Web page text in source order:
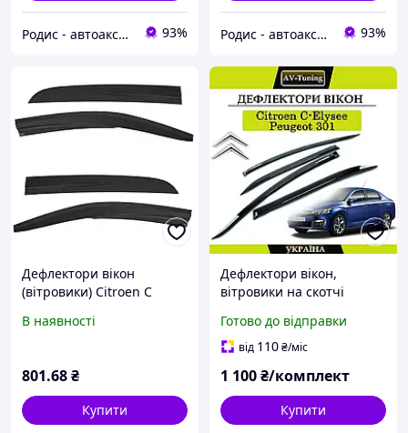
Родис - автоаксессуары и запасные части 93% Родис - автоаксессуары и запасные части 93%
Дефлектори вікон
(вітровики) Citroen C
SunPlex, седан, на скотчі
В наявності
801.68₴
Купити
Дефлектори вікон,
вітровики на скотчі
301 седан 2013- AV-Tuning
Готово до відправки
від 110₴/міс
1 100₴/комплект
Купити